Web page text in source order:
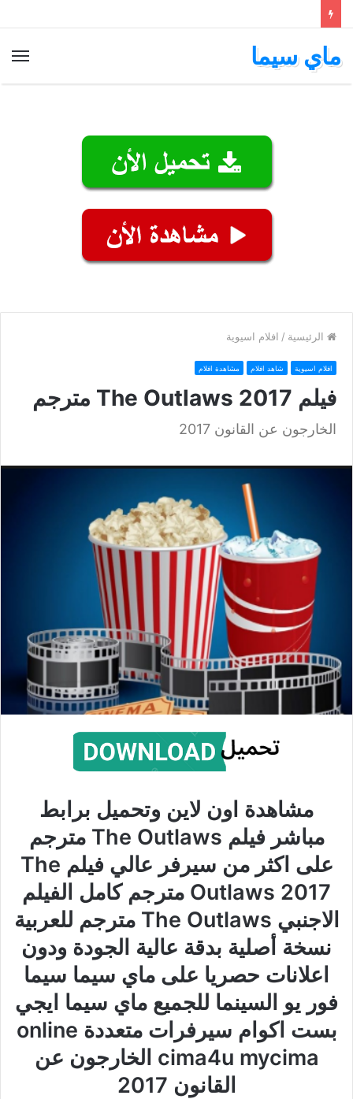
ماي سيما
الرئيسية / افلام اسيوية
افلام اسيوية شاهد افلام مشاهدة افلام
فيلم The Outlaws 2017 مترجم
الخارجون عن القانون 2017
مشاهدة اون لاين وتحميل برابط
مباشر فيلم The Outlaws مترجم
على اكثر من سيرفر عالي فيلم The
Outlaws 2017 مترجم كامل الفيلم
الاجنبي The Outlaws مترجم للعربية
نسخة أصلية بدقة عالية الجودة ودون
اعلانات حصريا على ماي سيما سيما
فور يو السينما للجميع ماي سيما ايجي
بست اكوام سيرفرات متعددة online
cima4u mycima الخارجون عن
القانون 2017